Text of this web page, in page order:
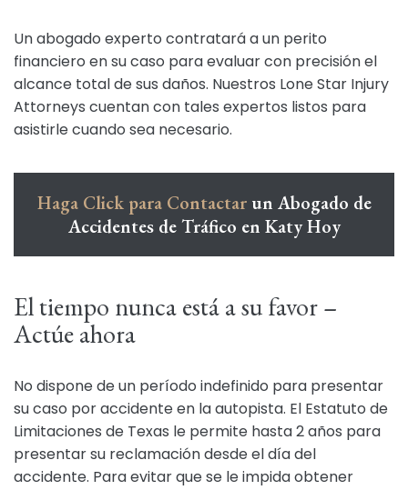
Un abogado experto contratará a un perito
financiero en su caso para evaluar con precisión el
alcance total de sus daños. Nuestros Lone Star Injury
Attorneys cuentan con tales expertos listos para
asistirle cuando sea necesario.
Haga Click para Contactarun Abogado de
Accidentes de Tráfico en Katy Hoy
El tiempo nunca está a su favor –
Actúe ahora
No dispone de un período indefinido para presentar
su caso por accidente en la autopista. El Estatuto de
Limitaciones de Texas le permite hasta 2 años para
presentar su reclamación desde el día del
accidente. Para evitar que se le impida obtener